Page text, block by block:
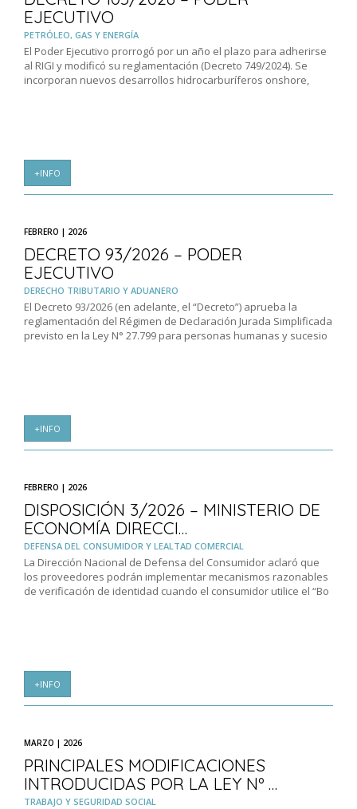
EJECUTIVO
PETRÓLEO, GAS Y ENERGÍA
El Poder Ejecutivo prorrogó por un año el plazo para adherirse
al RIGI y modificó su reglamentación (Decreto 749/2024). Se
incorporan nuevos desarrollos hidrocarburíferos onshore,
+INFO
FEBRERO | 2026
DECRETO 93/2026 – PODER
EJECUTIVO
DERECHO TRIBUTARIO Y ADUANERO
El Decreto 93/2026 (en adelante, el “Decreto”) aprueba la
reglamentación del Régimen de Declaración Jurada Simplificada
previsto en la Ley N° 27.799 para personas humanas y sucesio
+INFO
FEBRERO | 2026
DISPOSICIÓN 3/2026 – MINISTERIO DE
ECONOMÍA DIRECCI…
DEFENSA DEL CONSUMIDOR Y LEALTAD COMERCIAL
La Dirección Nacional de Defensa del Consumidor aclaró que
los proveedores podrán implementar mecanismos razonables
de verificación de identidad cuando el consumidor utilice el “Bo
+INFO
MARZO | 2026
PRINCIPALES MODIFICACIONES
INTRODUCIDAS POR LA LEY Nº …
TRABAJO Y SEGURIDAD SOCIAL